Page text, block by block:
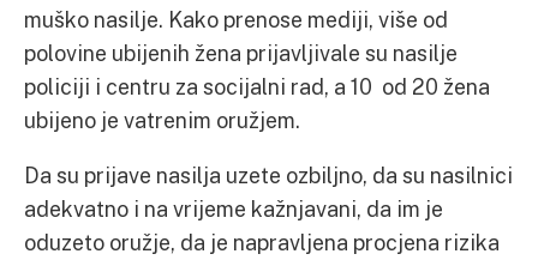
muško nasilje. Kako prenose mediji, više od
polovine ubijenih žena prijavljivale su nasilje
policiji i centru za socijalni rad, a 10 od 20 žena
ubijeno je vatrenim oružjem.
Da su prijave nasilja uzete ozbiljno, da su nasilnici
adekvatno i na vrijeme kažnjavani, da im je
oduzeto oružje, da je napravljena procjena rizika